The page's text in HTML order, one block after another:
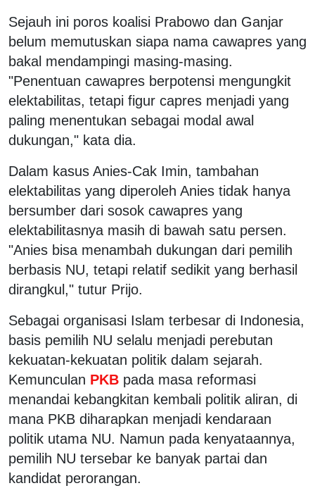
Sejauh ini poros koalisi Prabowo dan Ganjar
belum memutuskan siapa nama cawapres yang
bakal mendampingi masing-masing.
"Penentuan cawapres berpotensi mengungkit
elektabilitas, tetapi figur capres menjadi yang
paling menentukan sebagai modal awal
dukungan," kata dia.
Dalam kasus Anies-Cak Imin, tambahan
elektabilitas yang diperoleh Anies tidak hanya
bersumber dari sosok cawapres yang
elektabilitasnya masih di bawah satu persen.
"Anies bisa menambah dukungan dari pemilih
berbasis NU, tetapi relatif sedikit yang berhasil
dirangkul," tutur Prijo.
Sebagai organisasi Islam terbesar di Indonesia,
basis pemilih NU selalu menjadi perebutan
kekuatan-kekuatan politik dalam sejarah.
Kemunculan PKB pada masa reformasi
menandai kebangkitan kembali politik aliran, di
mana PKB diharapkan menjadi kendaraan
politik utama NU. Namun pada kenyataannya,
pemilih NU tersebar ke banyak partai dan
kandidat perorangan.